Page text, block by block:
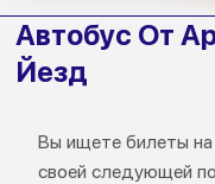
Автобус От
Йезд
Вы ищете билеты
своей следующей